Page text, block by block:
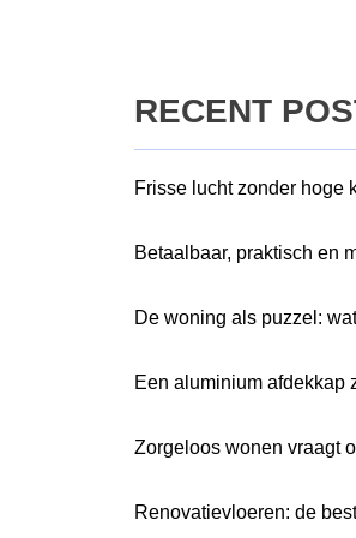
RECENT
Frisse lucht zonder hoge
Betaalbaar, praktisch en
De woning als puzzel:
Een aluminium afdekkap
Zorgeloos wonen vraagt
Renovatievloeren: de